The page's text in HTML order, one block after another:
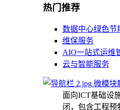
热门推荐
数据中心绿色节
维保服务
AIO一站式运维
云与智能服务
微模块
面向ICT基础设
闭，包含工程预